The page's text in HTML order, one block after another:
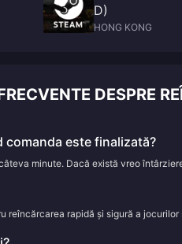
D)
HONG KONG
DESPRE
comanda este finalizată?
minute. Dacă există vreo
reîncărcarea rapidă și sigură a jocurilor